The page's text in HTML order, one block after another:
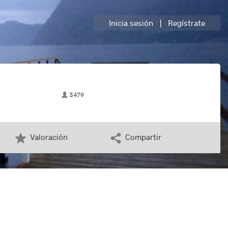
Inicia sesión Regístrate
3479
Valoración Compartir